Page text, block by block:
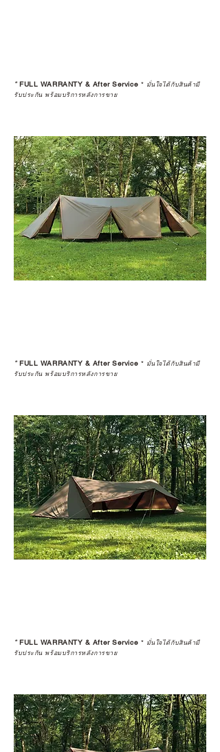
*FULL WARRANTY & After Service * มั่นใจได้กับสินค้ามี
รับประกัน พร้อมบริการหลังการขาย
*FULL WARRANTY & After Service * มั่นใจได้กับสินค้ามี
รับประกัน พร้อมบริการหลังการขาย
*FULL WARRANTY & After Service * มั่นใจได้กับสินค้ามี
รับประกัน พร้อมบริการหลังการขาย